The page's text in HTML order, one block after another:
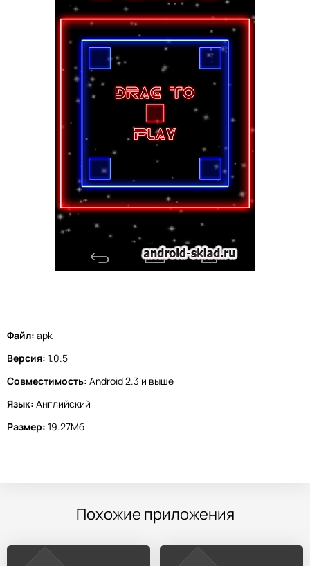
Файл: apk
Версия: 1.0.5
Совместимость: Android 2.3 и выше
Язык: Английский
Размер: 19.27Мб
Похожие приложения